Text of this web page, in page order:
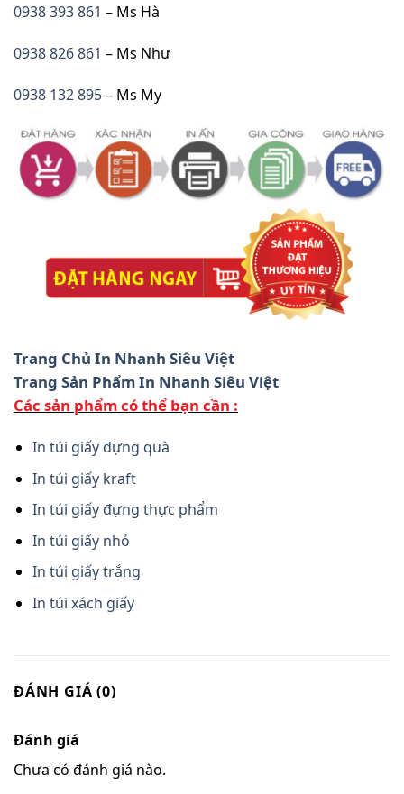
0938 393 861 – Ms Hà
0938 826 861 – Ms Như
0938 132 895– Ms My
Trang Chủ In Nhanh Siêu Việt
Trang Sản Phẩm In Nhanh Siêu Việt
Các sản phẩm có thể bạn cần :
In túi giấy đựng quà
In túi giấy kraft
In túi giấy đựng thực phẩm
In túi giấy nhỏ
In túi giấy trắng
In túi xách giấy
ĐÁNH GIÁ (0)
Đánh giá
Chưa có đánh giá nào.